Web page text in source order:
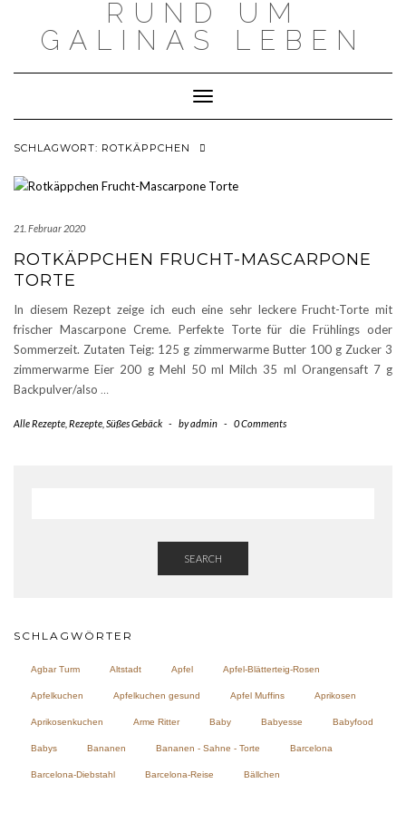
RUND UM
GALINAS LEBEN
Toggle Navigation
SCHLAGWORT: ROTKÄPPCHEN
21. Februar 2020
ROTKÄPPCHEN FRUCHT-MASCARPONE
TORTE
In diesem Rezept zeige ich euch eine sehr leckere Frucht-Torte mit
frischer Mascarpone Creme. Perfekte Torte für die Frühlings oder
Sommerzeit. Zutaten Teig: 125 g zimmerwarme Butter 100 g Zucker 3
zimmerwarme Eier 200 g Mehl 50 ml Milch 35 ml Orangensaft 7 g
Backpulver/also …
Alle Rezepte Rezepte Süßes Gebäck - byadmin - 0 Comments
SEARCH
SCHLAGWÖRTER
Agbar Turm Altstadt Apfel Apfel-Blätterteig-Rosen
Apfelkuchen Apfelkuchen gesund Apfel Muffins Aprikosen
Aprikosenkuchen Arme Ritter Baby Babyesse Babyfood
Babys Bananen Bananen - Sahne - Torte Barcelona
Barcelona-Diebstahl Barcelona-Reise Bällchen